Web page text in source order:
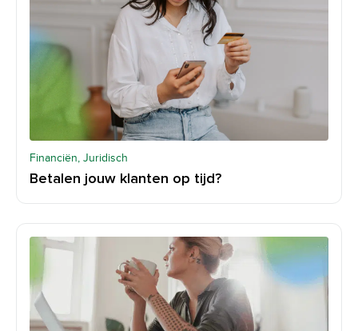
Financiën, Juridisch
Betalen jouw klanten op tijd?